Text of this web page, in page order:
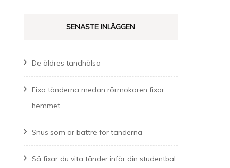
SENASTE INLÄGGEN
De äldres tandhälsa
Fixa tänderna medan rörmokaren fixar
hemmet
Snus som är bättre för tänderna
Så fixar du vita tänder inför din studentbal